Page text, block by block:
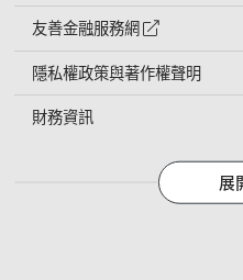
友善金融服務網 外網連結符號
隱私權政策與著作權聲明
財務資訊